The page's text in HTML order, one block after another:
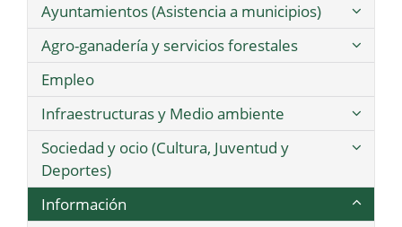
Ayuntamientos (Asistencia a municipios)
Agro-ganadería y servicios forestales
Empleo
Infraestructuras y Medio ambiente
Sociedad y ocio (Cultura, Juventud y
Deportes)
Información